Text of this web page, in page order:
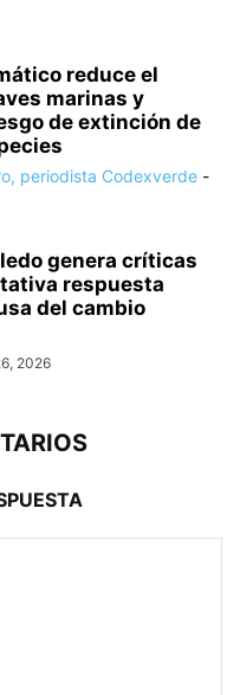
reduce el
marinas y
de extinción de
periodista Codexverde -
genera críticas
respuesta
del cambio
2026